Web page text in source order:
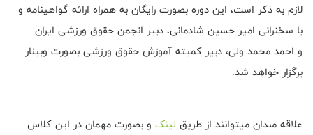
لازم به ذکر است، این دوره بصورت رایگان به همراه ارائه گواهینامه و
با سخنرانی امیر حسین شادمانی، دبیر انجمن حقوق ورزشی ایران
و احمد محمد ولی، دبیر کمیته آموزش حقوق ورزشی بصورت وبینار
برگزار خواهد شد.
علاقه مندان میتوانند از طریق لینک و بصورت مهمان در این کلاس